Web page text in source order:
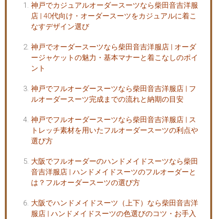
神戸でカジュアルオーダースーツなら柴田音吉洋服
店 | 40代向け・オーダースーツをカジュアルに着こ
なすデザイン選び
神戸でオーダースーツなら柴田音吉洋服店 | オーダ
ージャケットの魅力・基本マナーと着こなしのポイ
ント
神戸でフルオーダースーツなら柴田音吉洋服店 | フ
ルオーダースーツ完成までの流れと納期の目安
神戸でフルオーダースーツなら柴田音吉洋服店 | ス
トレッチ素材を用いたフルオーダースーツの利点や
選び方
大阪でフルオーダーのハンドメイドスーツなら柴田
音吉洋服店 | ハンドメイドスーツのフルオーダーと
は？フルオーダースーツの選び方
大阪でハンドメイドスーツ（上下）なら柴田音吉洋
服店 | ハンドメイドスーツの色選びのコツ・お手入